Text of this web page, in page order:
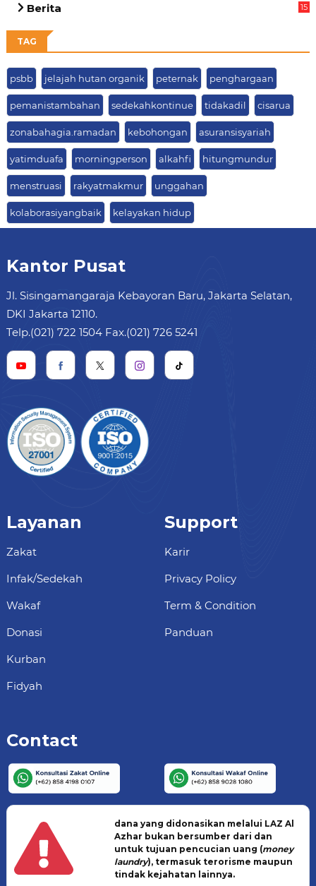
Berita
15
TAG
psbb jelajah hutan organik peternak penghargaan
pemanistambahan sedekahkontinue tidakadil cisarua
zonabahagia.ramadan kebohongan asuransisyariah
yatimduafa morningperson alkahfi hitungmundur
menstruasi rakyatmakmur unggahan
kolaborasiyangbaik kelayakan hidup
Kantor Pusat
Jl. Sisingamangaraja Kebayoran Baru, Jakarta Selatan,
DKI Jakarta 12110.
Telp.(021) 722 1504 Fax.(021) 726 5241
Layanan
Zakat
Infak/Sedekah
Wakaf
Donasi
Kurban
Fidyah
Support
Karir
Privacy Policy
Term & Condition
Panduan
Contact
dana yang didonasikan melalui LAZ Al
Azhar bukan bersumber dari dan
untuk tujuan pencucian uang (money
laundry), termasuk terorisme maupun
tindak kejahatan lainnya.